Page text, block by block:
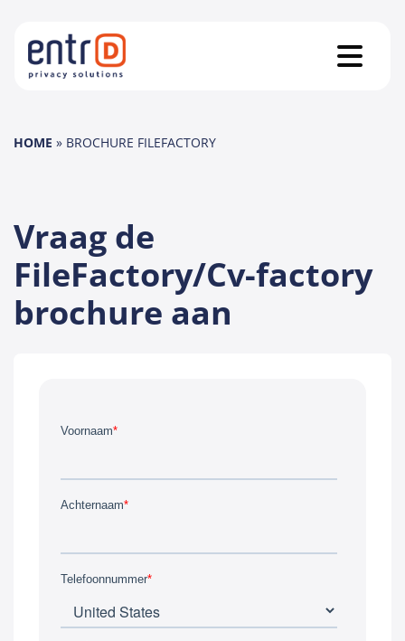
HOME » BROCHURE FILEFACTORY
Vraag de
FileFactory/Cv-factory
brochure aan